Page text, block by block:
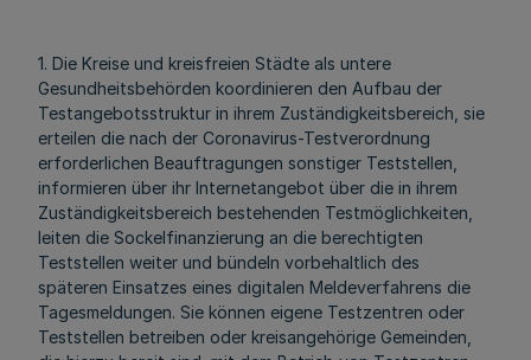
1. Die Kreise und kreisfreien Städte als untere
Gesundheitsbehörden koordinieren den Aufbau der
Testangebotsstruktur in ihrem Zuständigkeitsbereich, sie
erteilen die nach der Coronavirus-Testverordnung
erforderlichen Beauftragungen sonstiger Teststellen,
informieren über ihr Internetangebot über die in ihrem
Zuständigkeitsbereich bestehenden Testmöglichkeiten,
leiten die Sockelfinanzierung an die berechtigten
Teststellen weiter und bündeln vorbehaltlich des
späteren Einsatzes eines digitalen Meldeverfahrens die
Tagesmeldungen. Sie können eigene Testzentren oder
Teststellen betreiben oder kreisangehörige Gemeinden,